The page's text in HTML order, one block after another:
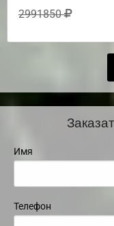
2991850
Имя
Телефон